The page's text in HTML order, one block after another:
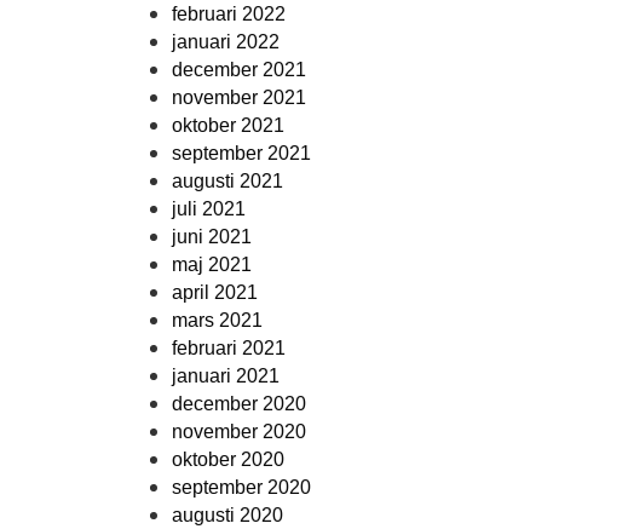
februari 2022
januari 2022
december 2021
november 2021
oktober 2021
september 2021
augusti 2021
juli 2021
juni 2021
maj 2021
april 2021
mars 2021
februari 2021
januari 2021
december 2020
november 2020
oktober 2020
september 2020
augusti 2020